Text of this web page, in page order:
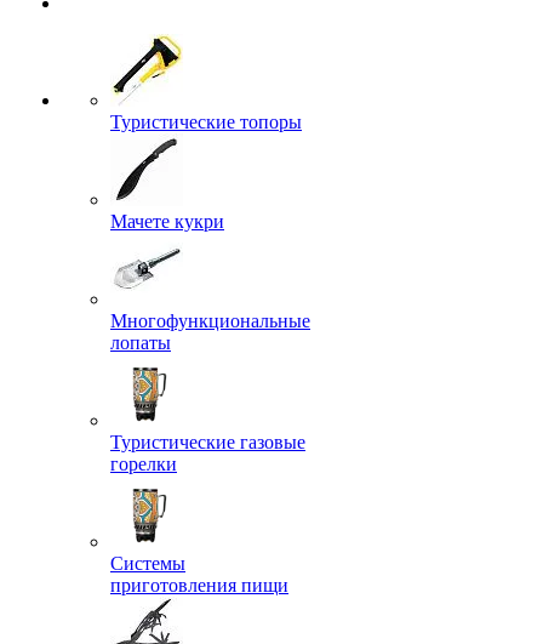
Туристические топоры
Мачете кукри
Многофункциональные
лопаты
Туристические газовые
горелки
Системы
приготовления пищи